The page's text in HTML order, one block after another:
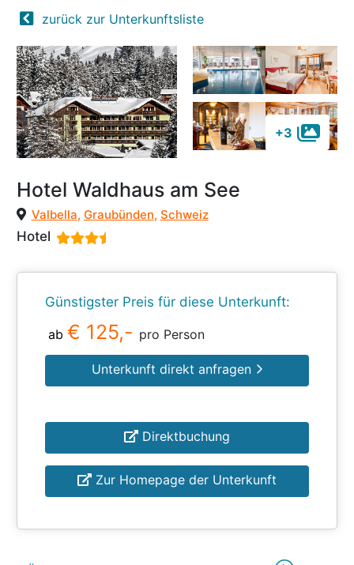
zurück zur Unterkunftsliste
+3
Hotel Waldhaus am See
Valbella, Graubünden, Schweiz
Hotel
Günstigster Preis für diese Unterkunft:
ab € 125,- pro Person
Unterkunft direkt anfragen
Direktbuchung
Zur Homepage der Unterkunft